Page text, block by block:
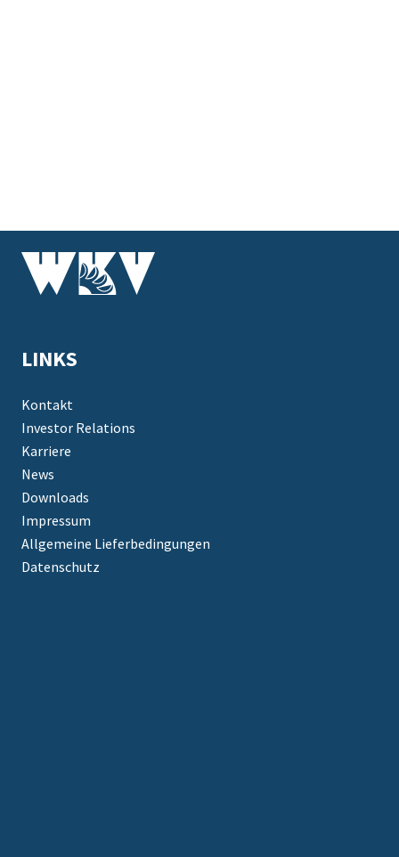
LINKS
Kontakt
Investor Relations
Karriere
News
Downloads
Impressum
Allgemeine Lieferbedingungen
Datenschutz